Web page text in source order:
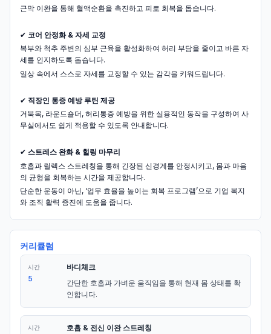
근막 이완을 통해 혈액순환을 촉진하고 피로 회복을 돕습니다.
✔ 코어 안정화 & 자세 교정
복부와 척추 주변의 심부 근육을 활성화하여 허리 부담을 줄이고 바른 자
세를 인지하도록 돕습니다.
일상 속에서 스스로 자세를 교정할 수 있는 감각을 키워드립니다.
✔ 직장인 통증 예방 루틴 제공
거북목, 라운드숄더, 허리통증 예방을 위한 실용적인 동작을 구성하여 사
무실에서도 쉽게 적용할 수 있도록 안내합니다.
✔ 스트레스 완화 & 힐링 마무리
호흡과 릴렉스 스트레칭을 통해 긴장된 신경계를 안정시키고, 몸과 마음
의 균형을 회복하는 시간을 제공합니다.
단순한 운동이 아닌, ‘업무 효율을 높이는 회복 프로그램’으로 기업 복지
와 조직 활력 증진에 도움을 줍니다.
커리큘럼
시간
5
바디체크
간단한 호흡과 가벼운 움직임을 통해 현재 몸 상태를 확
인합니다.
시간
호흡 & 전신 이완 스트레칭